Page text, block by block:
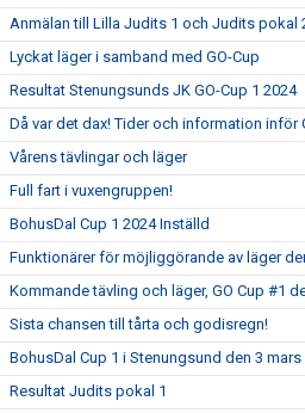
Anmälan till Lilla Judits 1 och Judits pokal
Lyckat läger i samband med GO-Cup
Resultat Stenungsunds JK GO-Cup 1 2024
Då var det dax! Tider och information inför
Vårens tävlingar och läger
Full fart i vuxengruppen!
BohusDal Cup 1 2024 Inställd
Funktionärer för möjliggörande av läger
Kommande tävling och läger, GO Cup #1
Sista chansen till tårta och godisregn!
BohusDal Cup 1 i Stenungsund den 3 mars
Resultat Judits pokal 1